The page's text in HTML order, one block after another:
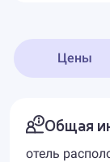
Цены
Общая
отель